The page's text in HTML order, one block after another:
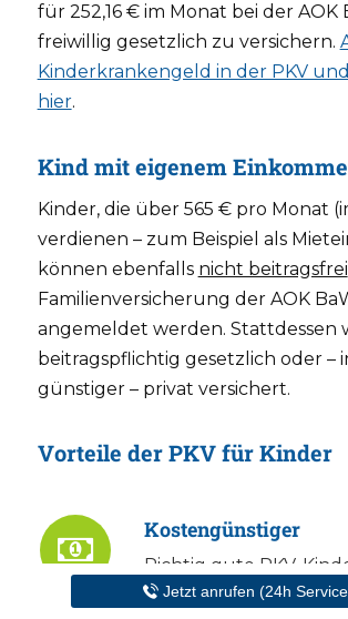
für 252,16 € im Monat bei der AOK
freiwillig gesetzlich zu versichern.
Kinderkrankengeld in der PKV
hier.
Kind mit eigenem
Kinder, die über 565 € pro Monat
verdienen – zum Beispiel als
können ebenfalls nicht beitragsfrei
Familienversicherung der AOK
angemeldet werden. Stattdessen
beitragspflichtig gesetzlich oder –
günstiger – privat versichert.
Vorteile der PKV für Kinder
Kostengünstiger
Richtig gute PKV-
Selbstbehalt gibt es
Jetzt anrufen (24h